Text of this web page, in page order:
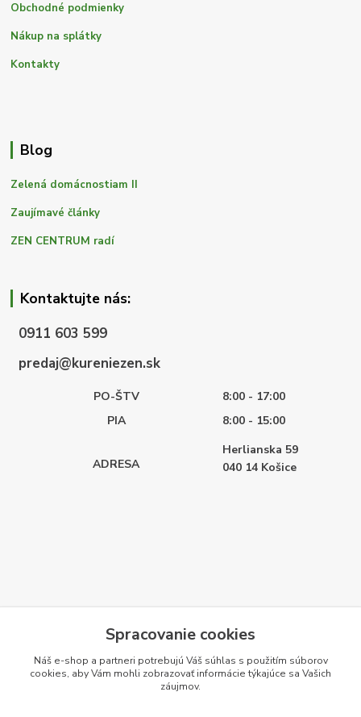
Obchodné podmienky
Nákup na splátky
Kontakty
Blog
Zelená domácnostiam II
Zaujímavé články
ZEN CENTRUM radí
Kontaktujte nás:
0911 603 599
predaj@kureniezen.sk
PO-ŠTV
8:00 - 17:00
PIA
8:00 - 15:00
ADRESA
Herlianska 59
040 14 Košice
Spracovanie cookies
Náš e-shop a partneri potrebujú Váš súhlas s použitím súborov
cookies, aby Vám mohli zobrazovať informácie týkajúce sa Vašich
záujmov.